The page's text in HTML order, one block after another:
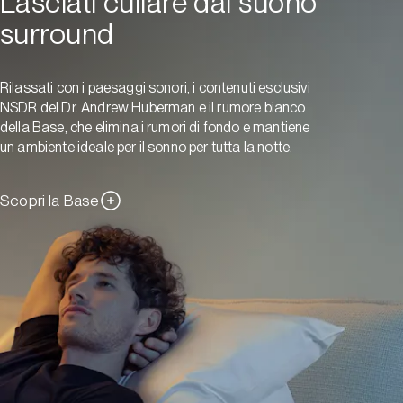
surround
Rilassati con i paesaggi sonori, i contenuti esclusivi
NSDR del Dr. Andrew Huberman e il rumore bianco
della Base, che elimina i rumori di fondo e mantiene
un ambiente ideale per il sonno per tutta la notte.
Scopri la Base